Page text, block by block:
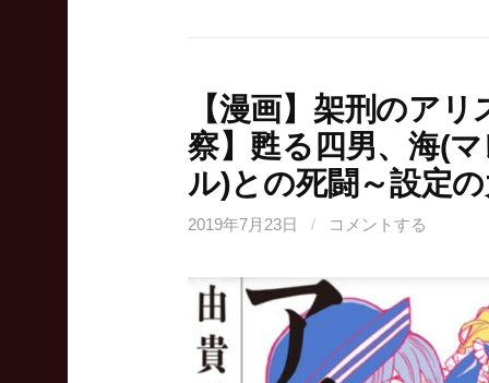
【漫画】架刑のア
察】甦る四男、海(
ル)との死闘～設定
2019年7月23日 / コメントする